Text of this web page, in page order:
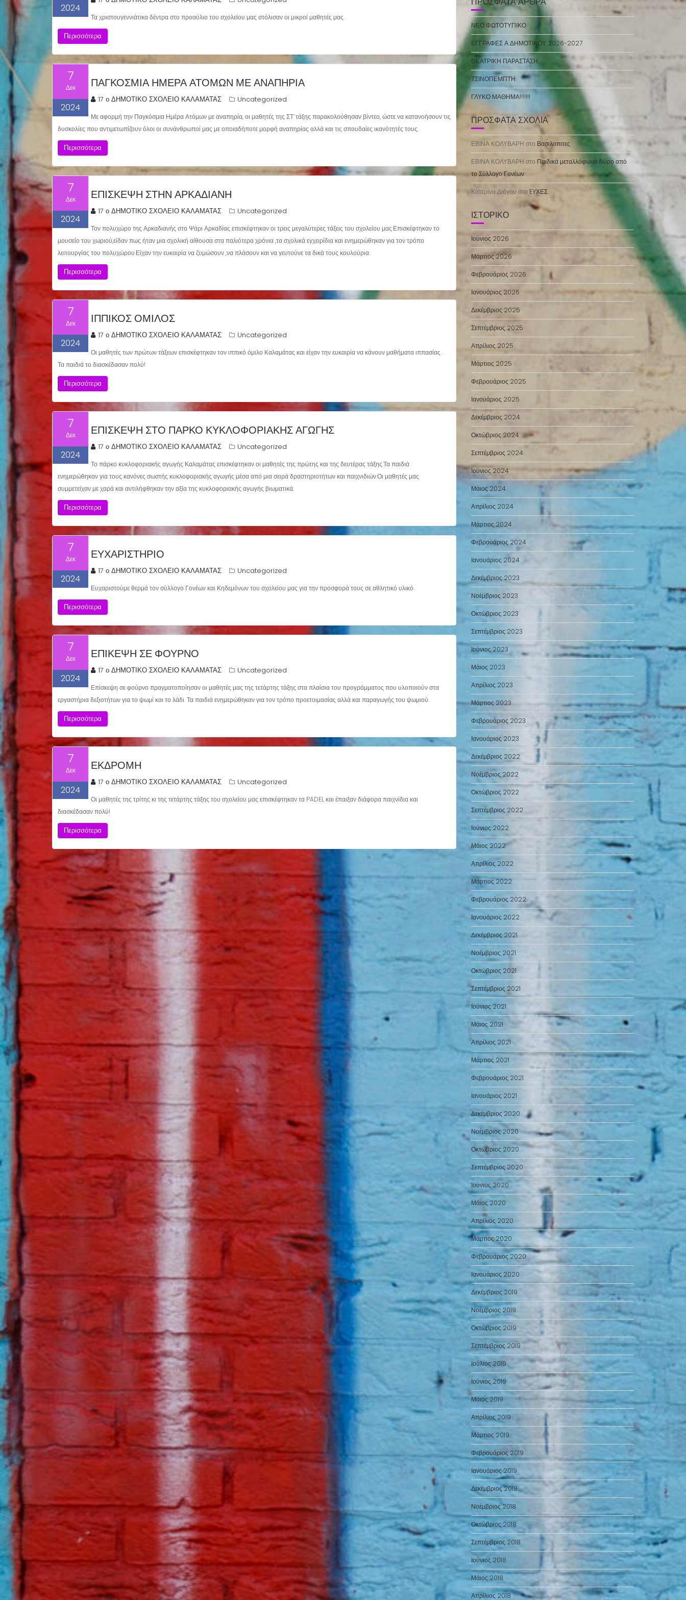
2024
Τα χριστουγεννιάτικα δέντρα στο προαύλιο του σχολείου μας στόλισαν οι μικροί μαθητές μας.
Περισσότερα
7
Δεκ
2024
ΠΑΓΚΟΣΜΙΑ ΗΜΕΡΑ ΑΤΟΜΩΝ ΜΕ ΑΝΑΠΗΡΙΑ
17 ο ΔΗΜΟΤΙΚΟ ΣΧΟΛΕΙΟ ΚΑΛΑΜΑΤΑΣ Uncategorized
Με αφορμή την Παγκόσμια Ημέρα Ατόμων με αναπηρία, οι μαθητές της ΣΤ΄τάξης παρακολούθησαν βίντεο, ώστε να κατανοήσουν τις
δυσκολίες που αντιμετωπίζουν όλοι οι συνάνθρωποί μας με οποιαδήποτε μορφή αναπηρίας αλλά και τις σπουδαίες ικανότητές τους.
Περισσότερα
7
Δεκ
2024
ΕΠΙΣΚΕΨΗ ΣΤΗΝ ΑΡΚΑΔΙΑΝΗ
17 ο ΔΗΜΟΤΙΚΟ ΣΧΟΛΕΙΟ ΚΑΛΑΜΑΤΑΣ Uncategorized
Τον πολυχώρο της Αρκαδιανής στο Ψάρι Αρκαδίας επισκέφτηκαν οι τρεις μεγαλύτερες τάξεις του σχολείου μας.Επισκέφτηκαν το
μουσείο του χωριού,είδαν πως ήταν μια σχολική αίθουσα στα παλιότερα χρόνια ,τα σχολικά εγχειρίδια και ενημερώθηκαν για τον τρόπο
λειτουργίας του πολυχώρου.Είχαν την ευκαιρία να ζυμώσουν ,να πλάσουν και να γευτούνε τα δικά τους κουλούρια.
Περισσότερα
7
Δεκ
2024
ΙΠΠΙΚΟΣ ΟΜΙΛΟΣ
17 ο ΔΗΜΟΤΙΚΟ ΣΧΟΛΕΙΟ ΚΑΛΑΜΑΤΑΣ Uncategorized
Οι μαθητές των πρώτων τάξεων επισκέφτηκαν τον ιππικό όμιλο Καλαμάτας και είχαν την ευκαιρία να κάνουν μαθήματα ιππασίας .
Τα παιδιά το διασκέδασαν πολύ!
Περισσότερα
7
Δεκ
2024
ΕΠΙΣΚΕΨΗ ΣΤΟ ΠΑΡΚΟ ΚΥΚΛΟΦΟΡΙΑΚΗΣ ΑΓΩΓΗΣ
17 ο ΔΗΜΟΤΙΚΟ ΣΧΟΛΕΙΟ ΚΑΛΑΜΑΤΑΣ Uncategorized
Το πάρκο κυκλοφοριακής αγωγής Καλαμάτας επισκέφτηκαν οι μαθητές της πρώτης και της δευτέρας τάξης.Τα παιδιά
ενημερώθηκαν για τους κανόνες σωστής κυκλοφοριακής αγωγής μέσα από μια σειρά δραστηριοτήτων και παιχνιδιών.Οι μαθητές μας
συμμετείχαν με χαρά και αντιλήφθηκαν την αξία της κυκλοφοριακής αγωγής βιωματικά.
Περισσότερα
7
Δεκ
2024
ΕΥΧΑΡΙΣΤΗΡΙΟ
17 ο ΔΗΜΟΤΙΚΟ ΣΧΟΛΕΙΟ ΚΑΛΑΜΑΤΑΣ Uncategorized
Ευχαριστούμε θερμά τον σύλλογο Γονέων και Κηδεμόνων του σχολείου μας για την προσφορά τους σε αθλητικό υλικό.
Περισσότερα
7
Δεκ
2024
ΕΠΙΚΕΨΗ ΣΕ ΦΟΥΡΝΟ
17 ο ΔΗΜΟΤΙΚΟ ΣΧΟΛΕΙΟ ΚΑΛΑΜΑΤΑΣ Uncategorized
Επίσκεψη σε φούρνο πραγματοποίησαν οι μαθητές μας της τετάρτης τάξης στα πλαίσια του προγράμματος που υλοποιούν στα
εργαστήρια δεξιοτήτων για το ψωμί και το λάδι. Τα παιδιά ενημερώθηκαν για τον τρόπο προετοιμασίας αλλά και παραγωγής του ψωμιού.
Περισσότερα
7
Δεκ
2024
ΕΚΔΡΟΜΗ
17 ο ΔΗΜΟΤΙΚΟ ΣΧΟΛΕΙΟ ΚΑΛΑΜΑΤΑΣ Uncategorized
Οι μαθητές της τρίτης κι της τετάρτης τάξης του σχολείου μας επισκέφτηκαν τα PADEL και έπαιξαν διάφορα παιχνίδια και
διασκέδασαν πολύ!
Περισσότερα
ΝΕΟ ΦΩΤΟΤΥΠΙΚΟ
ΕΓΓΡΑΦΕΣ Α ΔΗΜΟΤΙΚΟΥ 2026-2027
ΘΕΑΤΡΙΚΗ ΠΑΡΑΣΤΑΣΗ
ΤΣΙΝΟΠΕΜΠΤΗ
ΓΛΥΚΟ ΜΑΘΗΜΑ!!!!!!!
ΠΡΌΣΦΑΤΑ ΣΧΌΛΙΑ
ΕΒΙΝΑ ΚΟΛΥΒΑΡΗ στο Βασιλοπιτες
ΕΒΙΝΑ ΚΟΛΥΒΑΡΗ στο Παιδικά μεταλλόφωνα δώρο από
το Σύλλογο Γονέων
Κατερίνα Διόγου στο EYΧΕΣ
ΙΣΤΟΡΙΚΌ
Ιούνιος 2026
Μάρτιος 2026
Φεβρουάριος 2026
Ιανουάριος 2026
Δεκέμβριος 2025
Σεπτέμβριος 2025
Απρίλιος 2025
Μάρτιος 2025
Φεβρουάριος 2025
Ιανουάριος 2025
Δεκέμβριος 2024
Οκτώβριος 2024
Σεπτέμβριος 2024
Ιούνιος 2024
Μάιος 2024
Απρίλιος 2024
Μάρτιος 2024
Φεβρουάριος 2024
Ιανουάριος 2024
Δεκέμβριος 2023
Νοέμβριος 2023
Οκτώβριος 2023
Σεπτέμβριος 2023
Ιούνιος 2023
Μάιος 2023
Απρίλιος 2023
Μάρτιος 2023
Φεβρουάριος 2023
Ιανουάριος 2023
Δεκέμβριος 2022
Νοέμβριος 2022
Οκτώβριος 2022
Σεπτέμβριος 2022
Ιούνιος 2022
Μάιος 2022
Απρίλιος 2022
Μάρτιος 2022
Φεβρουάριος 2022
Ιανουάριος 2022
Δεκέμβριος 2021
Νοέμβριος 2021
Οκτώβριος 2021
Σεπτέμβριος 2021
Ιούνιος 2021
Μάιος 2021
Απρίλιος 2021
Μάρτιος 2021
Φεβρουάριος 2021
Ιανουάριος 2021
Δεκέμβριος 2020
Νοέμβριος 2020
Οκτώβριος 2020
Σεπτέμβριος 2020
Ιούνιος 2020
Μάιος 2020
Απρίλιος 2020
Μάρτιος 2020
Φεβρουάριος 2020
Ιανουάριος 2020
Δεκέμβριος 2019
Νοέμβριος 2019
Οκτώβριος 2019
Σεπτέμβριος 2019
Ιούλιος 2019
Ιούνιος 2019
Μάιος 2019
Απρίλιος 2019
Μάρτιος 2019
Φεβρουάριος 2019
Ιανουάριος 2019
Δεκέμβριος 2018
Νοέμβριος 2018
Οκτώβριος 2018
Σεπτέμβριος 2018
Ιούνιος 2018
Μάιος 2018
Απρίλιος 2018